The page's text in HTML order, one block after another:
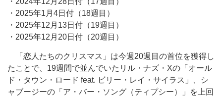
・2025年1月4日付（18週目）
・2025年12月13日付（19週目）
・2025年12月20日付（20週目）
「恋人たちのクリスマス」は今週20週目の首位を獲得し
たことで、19週間で並んでいたリル・ナズ・Xの「オール
ド・タウン・ロード feat. ビリー・レイ・サイラス」、シ
ャブージーの「ア・バー・ソング（ティプシー）」を上回